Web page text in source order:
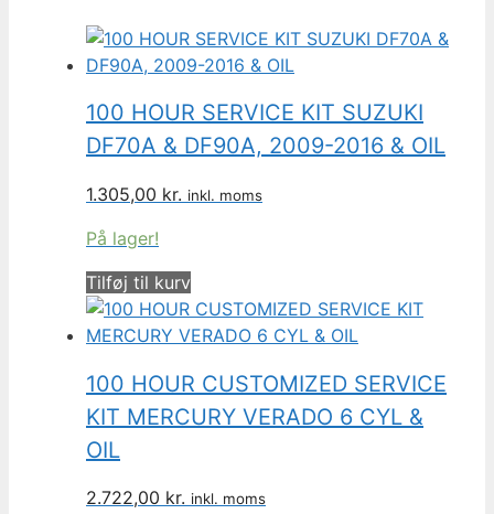
100 HOUR SERVICE KIT SUZUKI
DF70A & DF90A, 2009-2016 & OIL
1.305,00 kr. inkl. moms
På lager!
Tilføj til kurv
100 HOUR CUSTOMIZED SERVICE
KIT MERCURY VERADO 6 CYL &
OIL
2.722,00 kr. inkl. moms